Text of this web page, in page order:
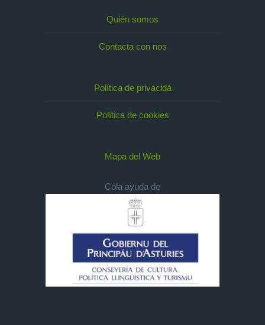
Quién somos
Contacta con nos
Política de privacidá
Política de cookies
Mapa del Web
Cola ayuda de